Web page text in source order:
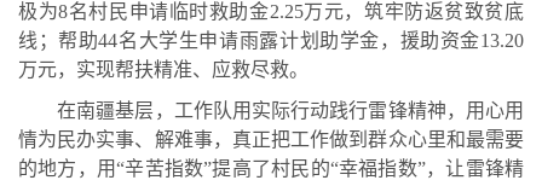
极为8名村民申请临时救助金2.25万元，筑牢防返贫致贫底
线；帮助44名大学生申请雨露计划助学金，援助资金13.20
万元，实现帮扶精准、应救尽救。
在南疆基层，工作队用实际行动践行雷锋精神，用心用
情为民办实事、解难事，真正把工作做到群众心里和最需要
的地方，用“辛苦指数”提高了村民的“幸福指数”，让雷锋精